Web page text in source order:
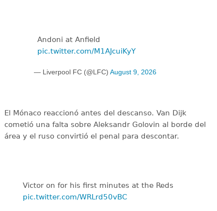
Andoni at Anfield
pic.twitter.com/M1AJcuiKyY
— Liverpool FC (@LFC) August 9, 2026
El Mónaco reaccionó antes del descanso. Van Dijk
cometió una falta sobre Aleksandr Golovin al borde del
área y el ruso convirtió el penal para descontar.
Victor on for his first minutes at the Reds
pic.twitter.com/WRLrd50vBC